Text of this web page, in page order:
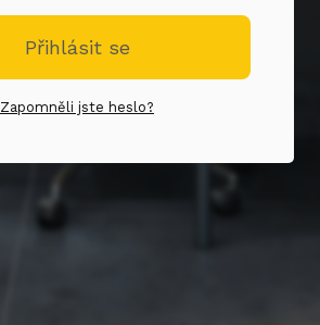
Přihlásit se
Zapomněli jste heslo?